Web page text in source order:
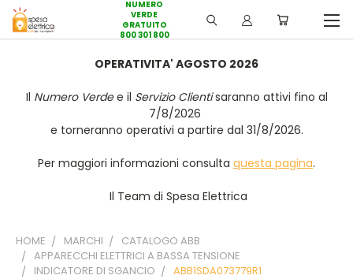
NUMERO
VERDE
GRATUITO
800 301 800
OPERATIVITA' AGOSTO 2026
Il Numero Verdee il Servizio Clientisaranno attivi fino al
7/8/2026
e torneranno operativi a partire dal 31/8/2026.
Per maggiori informazioni consulta questa pagina.
Il Team di Spesa Elettrica
HOME MARCHI
CATALOGO ABB
APPARECCHI ELETTRICI A BASSA TENSIONE
INDICATORE DI SGANCIO
ABB1SDA073779R1